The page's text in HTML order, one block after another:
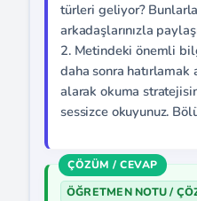
türleri geliyor?
arkadaşlarınızla
2. Metindeki önemli
daha sonra hatırlamak
alarak okuma
sessizce okuyunuz.
ÖĞRETMEN NOTU /